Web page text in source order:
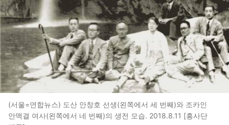
(서울=연합뉴스) 도산 안창호 선생(왼쪽에서 세 번째)와 조카인
안맥결 여사(왼쪽에서 네 번째)의 생전 모습. 2018.8.11 [흥사단